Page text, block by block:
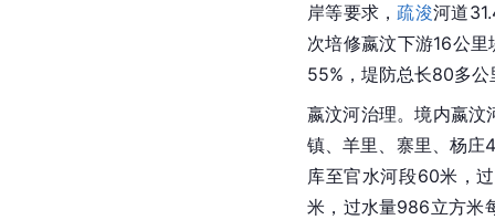
岸等要求， 疏浚河道
次培修嬴汶下游16公
55%，堤防总长80多
嬴汶河治理。境内嬴汶
镇、羊里、寨里、杨庄
库至官水河段60米，
米，过水量986立方米